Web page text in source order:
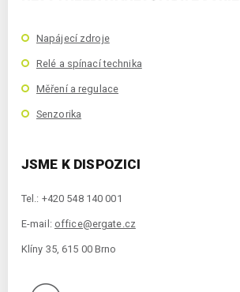
Napájecí zdroje
Relé a spínací technika
Měření a regulace
Senzorika
JSME K DISPOZICI
Tel.: +420 548 140 001
E-mail: office@ergate.cz
Klíny 35, 615 00 Brno